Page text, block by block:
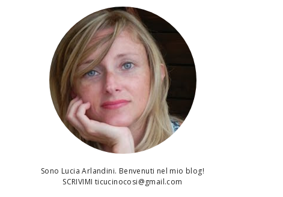
Sono Lucia Arlandini. Benvenuti nel mio blog!
SCRIVIMI ticucinocosi@gmail.com